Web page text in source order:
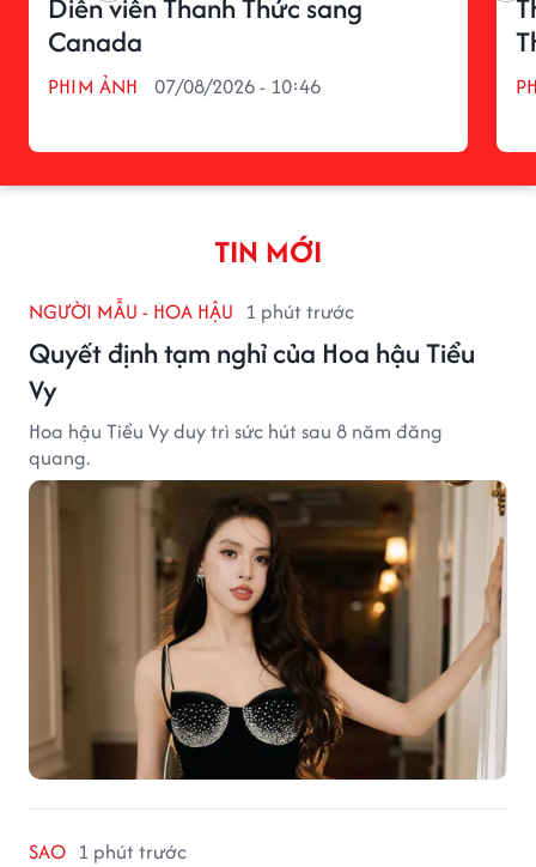
Canada
PHIM ẢNH 07/08/2026 - 10:46
TIN MỚI
NGƯỜI MẪU - HOA HẬU 1 phút trước
Quyết định tạm nghỉ của Hoa hậu Tiểu
Vy
Hoa hậu Tiểu Vy duy trì sức hút sau 8 năm đăng
quang.
SAO 1 phút trước